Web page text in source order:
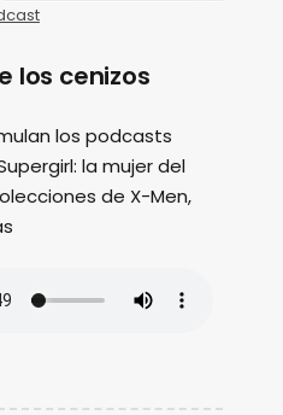
los cenizos
los podcasts
la mujer del
de X-Men,